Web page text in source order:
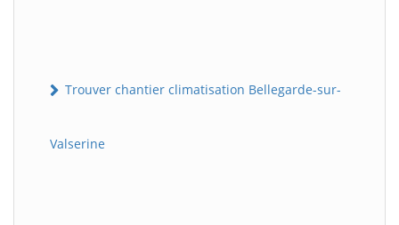
Trouver chantier climatisation Bellegarde-sur-
Valserine